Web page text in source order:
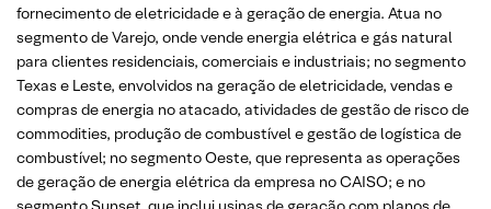
fornecimento de eletricidade e à geração de energia. Atua no
segmento de Varejo, onde vende energia elétrica e gás natural
para clientes residenciais, comerciais e industriais; no segmento
Texas e Leste, envolvidos na geração de eletricidade, vendas e
compras de energia no atacado, atividades de gestão de risco de
commodities, produção de combustível e gestão de logística de
combustível; no segmento Oeste, que representa as operações
de geração de energia elétrica da empresa no CAISO; e no